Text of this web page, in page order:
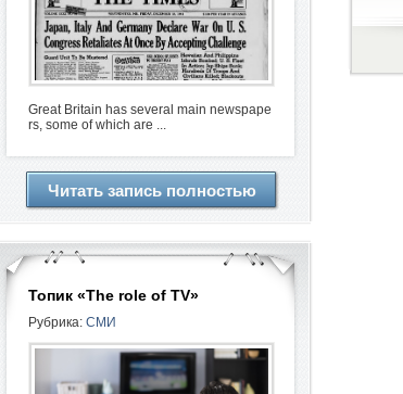
Great Britain has several main newspape
rs, some of which are ...
Читать запись полностью
Топик «The role of TV»
Рубрика: СМИ